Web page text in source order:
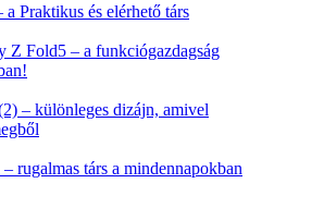
Praktikus és elérhető társ
Z Fold5 – a funkciógazdagság
– különleges dizájn, amivel
rugalmas társ a mindennapokban